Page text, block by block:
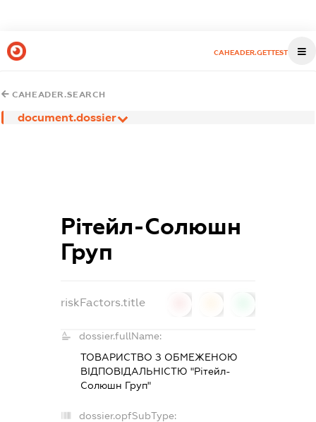
CAHEADER.GETTEST
CAHEADER.SEARCH
document.dossier
Рітейл-Солюшн
Груп
riskFactors.title
dossier.fullName:
ТОВАРИСТВО З ОБМЕЖЕНОЮ
ВІДПОВІДАЛЬНІСТЮ "Рітейл-
Солюшн Груп"
dossier.opfSubType: